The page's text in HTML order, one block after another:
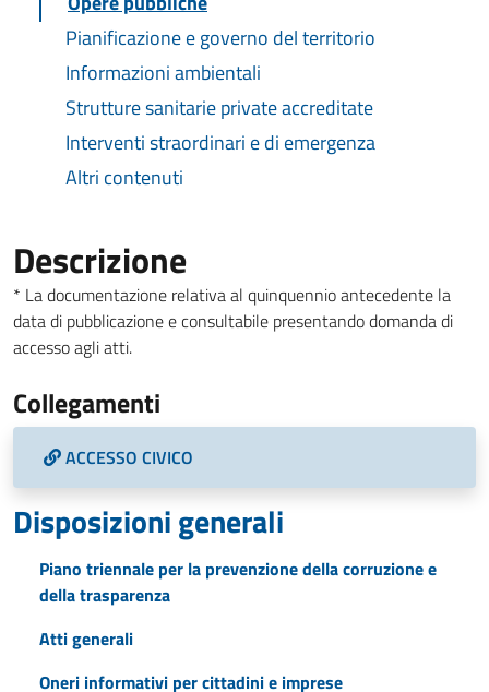
Pianificazione e governo del territorio
Informazioni ambientali
Strutture sanitarie private accreditate
Interventi straordinari e di emergenza
Altri contenuti
Descrizione
* La documentazione relativa al quinquennio antecedente la
data di pubblicazione e consultabile presentando domanda di
accesso agli atti.
Collegamenti
ACCESSO CIVICO
Disposizioni generali
Piano triennale per la prevenzione della corruzione e
della trasparenza
Atti generali
Oneri informativi per cittadini e imprese